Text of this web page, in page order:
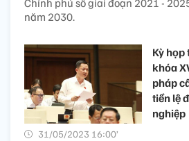
Chính phủ số giai đoạn 2021 -
năm 2030.
Kỳ họp
khóa
pháp
tiền lệ
nghiệp
31/05/2023 16:00’